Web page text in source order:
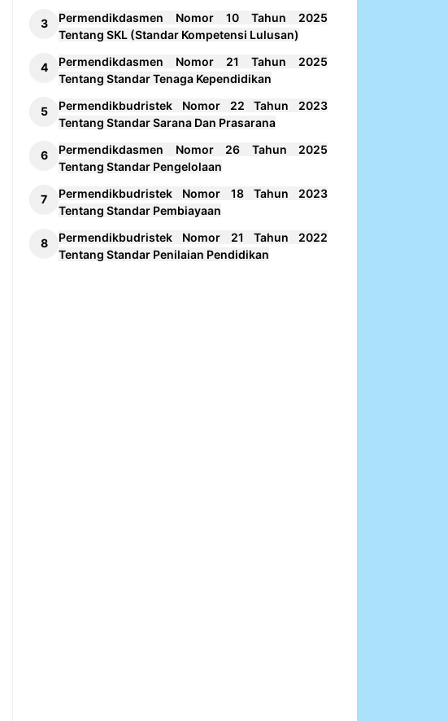
Permendikdasmen Nomor 10 Tahun 2025
Tentang SKL (Standar Kompetensi Lulusan)
Permendikdasmen Nomor 21 Tahun 2025
Tentang Standar Tenaga Kependidikan
Permendikbudristek Nomor 22 Tahun 2023
Tentang Standar Sarana Dan Prasarana
Permendikdasmen Nomor 26 Tahun 2025
Tentang Standar Pengelolaan
Permendikbudristek Nomor 18 Tahun 2023
Tentang Standar Pembiayaan
Permendikbudristek Nomor 21 Tahun 2022
Tentang Standar Penilaian Pendidikan